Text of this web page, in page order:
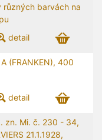
různých barvách na
detail
(FRANKEN), 400
detail
zn. Mi. č. 230 - 34,
21.1.1928,